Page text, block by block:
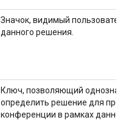
Значок, видимый
данного решения.
Ключ, позволяющий
определить решение для
конференции в рамках